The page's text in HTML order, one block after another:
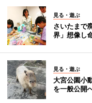
見る・遊ぶ
さいたまで
界」想像し
見る・遊ぶ
大宮公園小
を一般公開